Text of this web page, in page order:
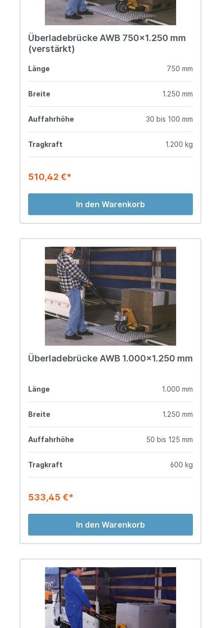
Überladebrücke AWB 750x1.250 mm
(verstärkt)
Länge 750 mm
Breite 1.250 mm
Auffahrhöhe 30 bis 100 mm
Tragkraft 1.200 kg
510,42 €*
In den Warenkorb
Überladebrücke AWB 1.000x1.250 mm
Länge 1.000 mm
Breite 1.250 mm
Auffahrhöhe 50 bis 125 mm
Tragkraft 600 kg
533,45 €*
In den Warenkorb